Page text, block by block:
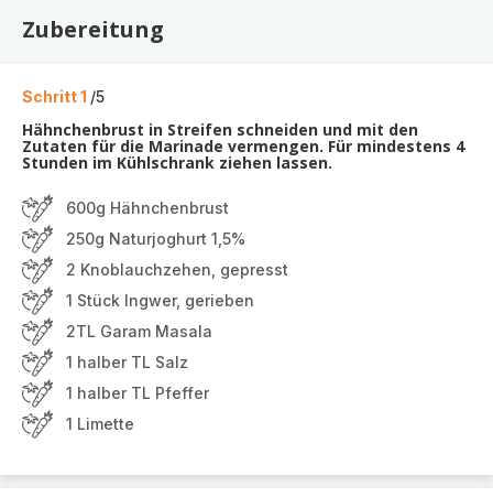
Zubereitung
Schritt 1 /5
Hähnchenbrust in Streifen schneiden und mit den
Zutaten für die Marinade vermengen. Für mindestens 4
Stunden im Kühlschrank ziehen lassen.
600g Hähnchenbrust
250g Naturjoghurt 1,5%
2 Knoblauchzehen, gepresst
1 Stück Ingwer, gerieben
2TL Garam Masala
1 halber TL Salz
1 halber TL Pfeffer
1 Limette